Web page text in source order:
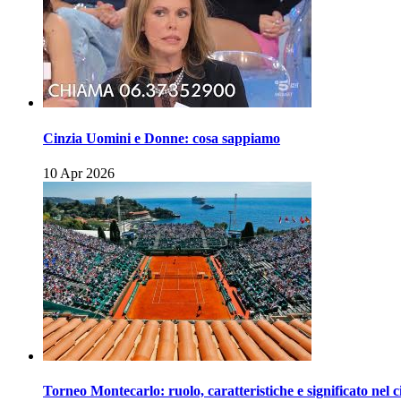
Cinzia Uomini e Donne: cosa sappiamo
10 Apr 2026
Torneo Montecarlo: ruolo, caratteristiche e significato nel